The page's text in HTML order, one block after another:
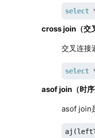
select
cross join（交
交叉连接
select
asof join（时序
asof join